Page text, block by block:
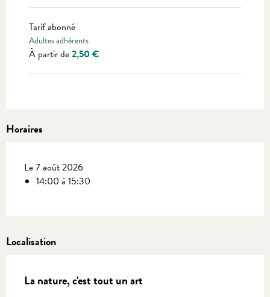
Tarif abonné
Adultes adhérents
À partir de2,50 €
Horaires
Le 7 août 2026
14:00 à 15:30
Localisation
La nature, c'est tout un art